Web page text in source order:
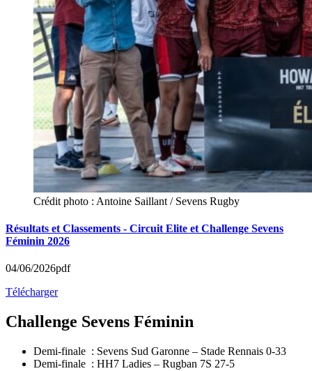
Crédit photo : Antoine Saillant / Sevens Rugby
Résultats et Classements - Circuit Elite et Challenge Sevens
Féminin 2026
04/06/2026pdf
Télécharger
Challenge Sevens Féminin
Demi-finale : Sevens Sud Garonne – Stade Rennais 0-33
Demi-finale : HH7 Ladies – Rugban 7S 27-5